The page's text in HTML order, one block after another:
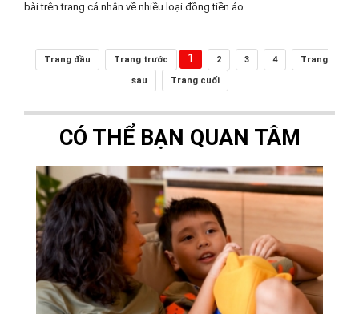
bài trên trang cá nhân về nhiều loại đồng tiền ảo.
Trang đầu Trang trước 1 2 3 4
Trang
sau
Trang cuối
CÓ THỂ BẠN QUAN TÂM